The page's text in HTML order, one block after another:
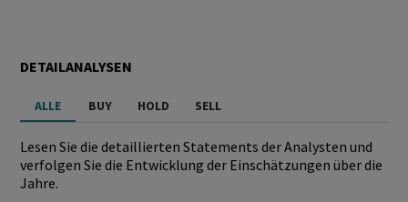
DETAILANALYSEN
ALLE BUY HOLD SELL
Lesen Sie die detaillierten Statements der Analysten und
verfolgen Sie die Entwicklung der Einschätzungen über die
Jahre.